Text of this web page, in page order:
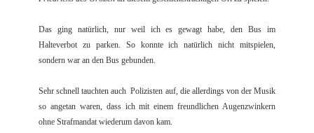
Das ging natürlich, nur weil ich es gewagt habe, den Bus im
Halteverbot zu parken. So konnte ich natürlich nicht mitspielen,
sondern war an den Bus gebunden.
Sehr schnell tauchten auch Polizisten auf, die allerdings von der Musik
so angetan waren, dass ich mit einem freundlichen Augenzwinkern
ohne Strafmandat wiederum davon kam.